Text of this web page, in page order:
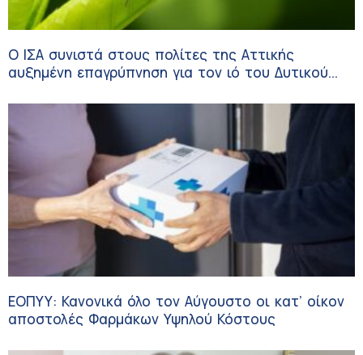
Ο ΙΣΑ συνιστά στους πολίτες της Αττικής
αυξημένη επαγρύπνηση για τον ιό του Δυτικού
ΕΟΠΥΥ: Κανονικά όλο τον Αύγουστο οι κατ’ οίκον
αποστολές Φαρμάκων Υψηλού Κόστους